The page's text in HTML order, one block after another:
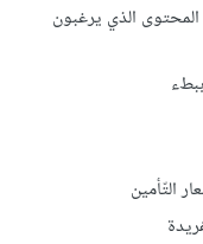
الذي يرغبون